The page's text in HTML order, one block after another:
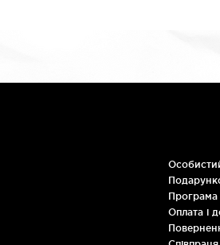
Програма
Оплата і